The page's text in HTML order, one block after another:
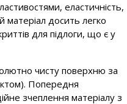
еластичність,
матеріал досить легко
для підлоги, що є у
чисту поверхню за
Попередня
зчеплення матеріалу з